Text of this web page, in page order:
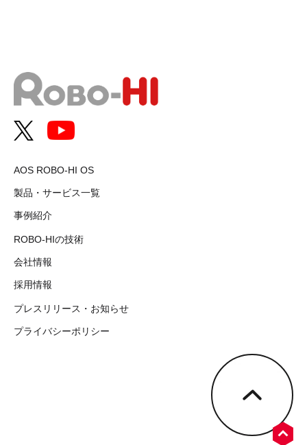
AOS ROBO-HI OS
製品・サービス一覧
事例紹介
ROBO-HIの技術
会社情報
採用情報
プレスリリース・お知らせ
プライバシーポリシー